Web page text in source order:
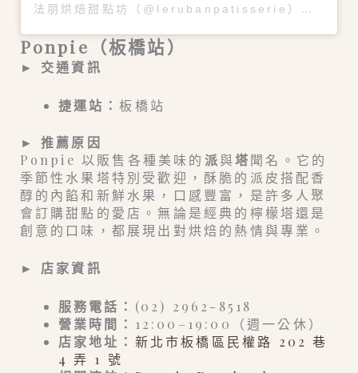
法朋烘焙甜點坊（@lerubanpatisserie）分享的貼文
Ponpie（板橋站）
► 交通資訊
捷運站：板橋站
► 推薦原因
Ponpie 以販售各種美味的 派與塔聞名。它的
季節性水果塔特別受歡迎，酥脆的派皮搭配香
醇的內餡和新鮮水果，口感豐富，是許多人聚
會訂購甜點的愛店。無論是經典的檸檬塔還是
創意的口味，都展現出對烘焙的熱情與專業。
► 店家資訊
服務電話： (02) 2962-8518
營業時間： 12:00–19:00（週一公休）
店家地址： 新北市板橋區民權路 202 巷
4 弄 1 號